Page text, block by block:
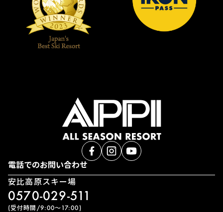
電話でのお問い合わせ
安比高原スキー場
0570-029-511
(受付時間/9:00〜17:00)